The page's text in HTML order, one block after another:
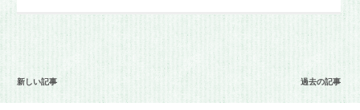
新しい記事 過去の記事